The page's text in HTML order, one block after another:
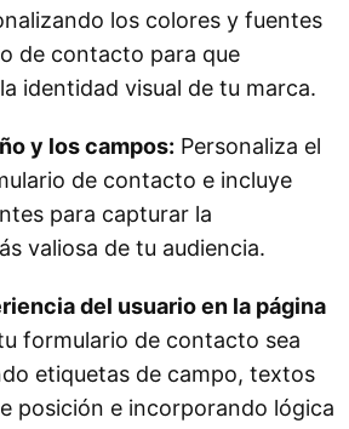
los colores y fuentes
de contacto para que
identidad visual de tu marca.
y los campos: Personaliza el
de contacto e incluye
para capturar la
valiosa de tu audiencia.
del usuario en la página
formulario de contacto sea
etiquetas de campo, textos
posición e incorporando lógica